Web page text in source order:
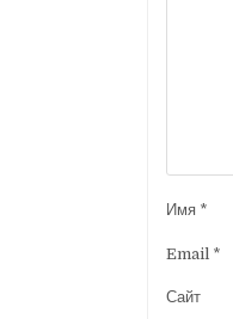
Имя *
Email *
Сайт